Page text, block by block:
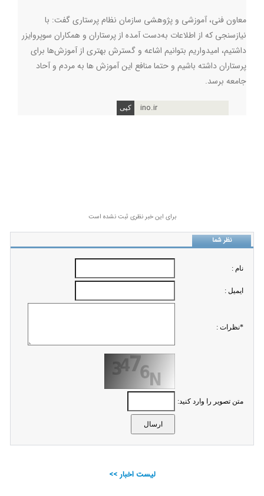
معاون فنی، آموزشی و پژوهشی سازمان نظام پرستاری گفت: با
نیازسنجی که از اطلاعات به‌دست آمده از پرستاران و همکاران سوپروایزر
داشتیم، امیدواریم بتوانیم اشاعه و گسترش بهتری از آموزش‌ها برای
پرستاران داشته باشیم و حتما منافع این آموزش ها به مردم و آحاد
جامعه برسد.
ino.ir
برای این خبر نظری ثبت نشده است
نظر شما
نام :
ايميل :
*نظرات :
متن تصویر را وارد کنید:
لیست اخبار >>